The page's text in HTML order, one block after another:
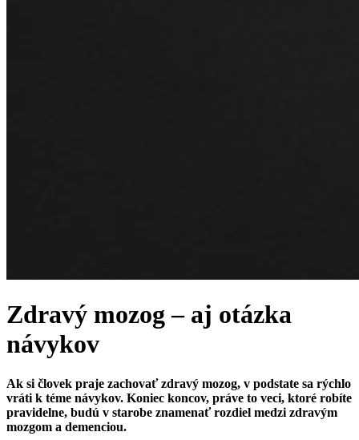
Zdravý mozog – aj otázka
návykov
Ak si človek praje zachovať zdravý mozog, v podstate sa rýchlo
vráti k téme návykov. Koniec koncov, práve to veci, ktoré robíte
pravidelne, budú v starobe znamenať rozdiel medzi zdravým
mozgom a demenciou.